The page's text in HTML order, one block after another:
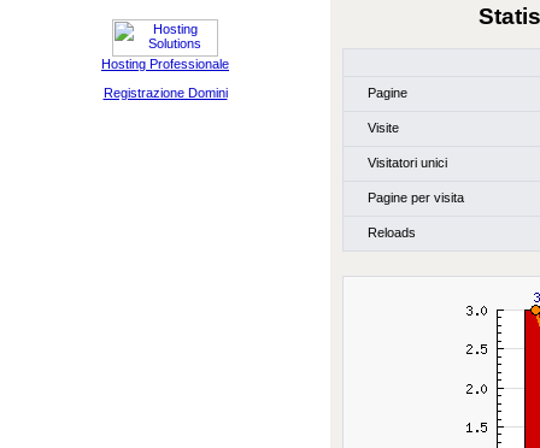
Hosting Professionale
Registrazione Domini
Pagine
Visite
Visitatori unici
Pagine per visita
Reloads